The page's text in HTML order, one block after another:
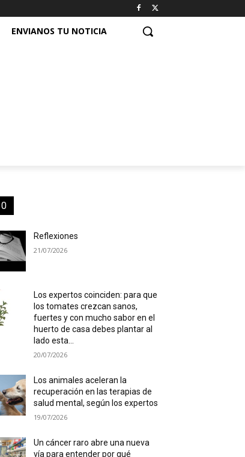
ENVIANOS TU NOTICIA
Reflexiones
21/07/2026
Los expertos coinciden: para que
los tomates crezcan sanos,
fuertes y con mucho sabor en el
huerto de casa debes plantar al
lado esta...
20/07/2026
Los animales aceleran la
recuperación en las terapias de
salud mental, según los expertos
19/07/2026
Un cáncer raro abre una nueva
vía para entender por qué